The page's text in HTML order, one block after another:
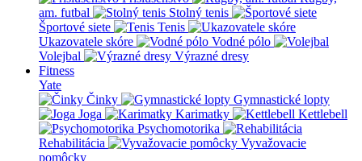
am. futbal
Stolný tenis
Športové siete
Tenis
Ukazovatele skóre
Vodné pólo
Volejbal
Výrazné dresy
Fitness
Yate
Činky
Gymnastické lopty
Joga
Karimatky
Kettlebell
Psychomotorika
Rehabilitácia
Vyvažovacie
pomôcky